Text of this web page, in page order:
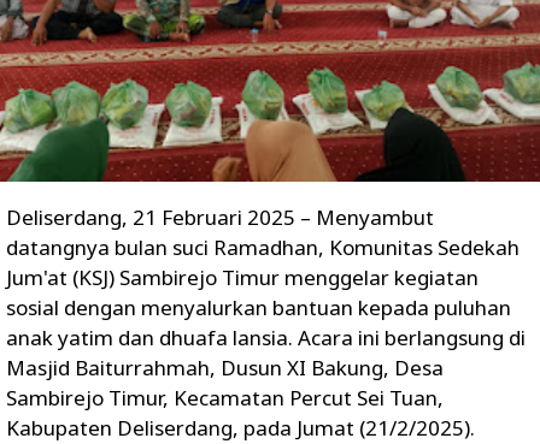
Deliserdang, 21 Februari 2025 – Menyambut
datangnya bulan suci Ramadhan, Komunitas Sedekah
Jum'at (KSJ) Sambirejo Timur menggelar kegiatan
sosial dengan menyalurkan bantuan kepada puluhan
anak yatim dan dhuafa lansia. Acara ini berlangsung di
Masjid Baiturrahmah, Dusun XI Bakung, Desa
Sambirejo Timur, Kecamatan Percut Sei Tuan,
Kabupaten Deliserdang, pada Jumat (21/2/2025).